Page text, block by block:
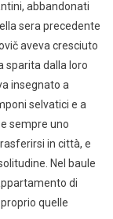
abbandonati
sera precedente
aveva cresciuto
sparita dalla loro
insegnato a
selvatici e a
sempre uno
in città, e
Nel baule
di
quelle